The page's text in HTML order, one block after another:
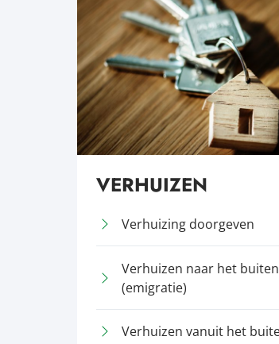
VERHUIZEN
Verhuizing doorgeven
Verhuizen naar het
(emigratie)
Verhuizen vanuit het